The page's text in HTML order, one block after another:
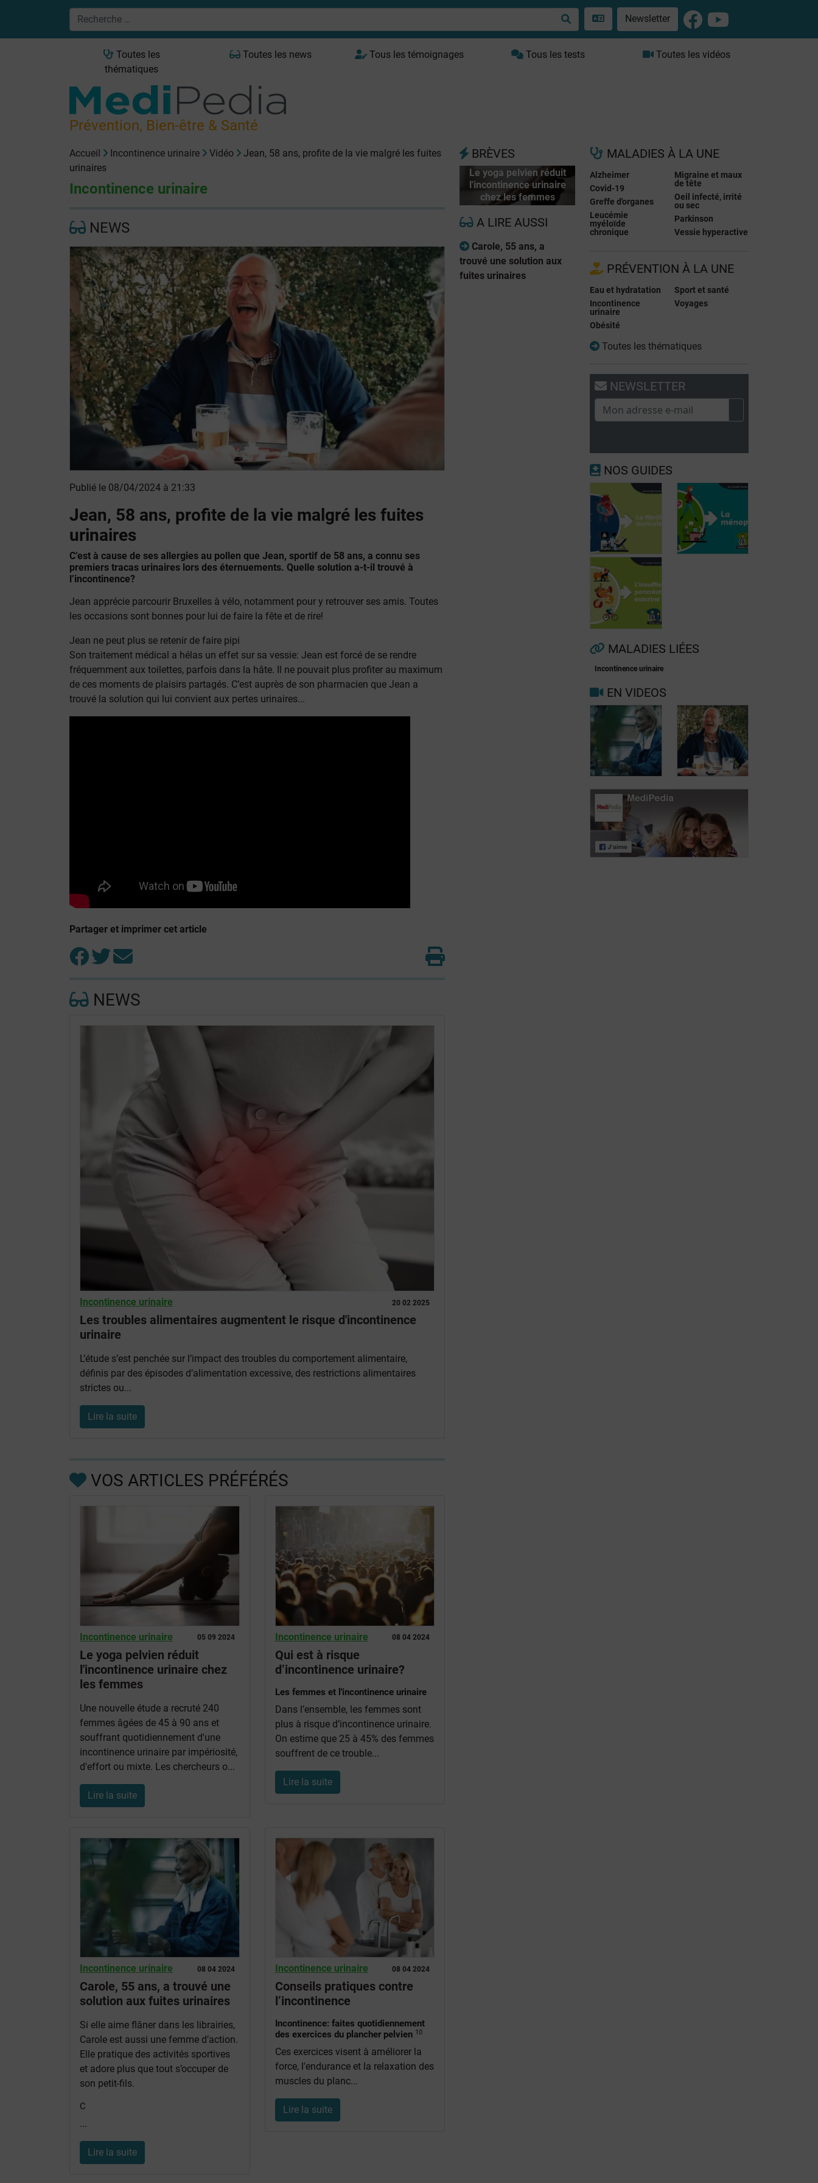
Newsletter
Toutes les
thématiques
Toutes les news Tous les témoignages Tous les tests Toutes les vidéos
Prévention, Bien-être & Santé
Accueil Incontinence urinaire Vidéo
Jean, 58 ans, profite de la vie malgré les fuites
urinaires
Incontinence urinaire
NEWS
Publié le 08/04/2024 à 21:33
Jean, 58 ans, profite de la vie malgré les fuites
urinaires
C’est à cause de ses allergies au pollen que Jean, sportif de 58 ans, a connu ses
premiers tracas urinaires lors des éternuements. Quelle solution a-t-il trouvé à
l’incontinence?
Jean apprécie parcourir Bruxelles à vélo, notamment pour y retrouver ses amis. Toutes
les occasions sont bonnes pour lui de faire la fête et de rire!
Jean ne peut plus se retenir de faire pipi
Son traitement médical a hélas un effet sur sa vessie: Jean est forcé de se rendre
fréquemment aux toilettes, parfois dans la hâte. Il ne pouvait plus profiter au maximum
de ces moments de plaisirs partagés. C’est auprès de son pharmacien que Jean a
trouvé la solution qui lui convient aux pertes urinaires...
Partager et imprimer cet article
NEWS
20 02 2025
Incontinence urinaire
Les troubles alimentaires augmentent le risque d'incontinence
urinaire
L’étude s’est penchée sur l’impact des troubles du comportement alimentaire,
définis par des épisodes d’alimentation excessive, des restrictions alimentaires
strictes ou...
Lire la suite
VOS ARTICLES PRÉFÉRÉS
05 09 2024
Incontinence urinaire
Le yoga pelvien réduit
l'incontinence urinaire chez
les femmes
Une nouvelle étude a recruté 240
femmes âgées de 45 à 90 ans et
souffrant quotidiennement d'une
incontinence urinaire par impériosité,
d'effort ou mixte. Les chercheurs o...
Lire la suite
08 04 2024
Incontinence urinaire
Qui est à risque
d’incontinence urinaire?
Les femmes et l'incontinence urinaire
Dans l’ensemble, les femmes sont
plus à risque d’incontinence urinaire.
On estime que 25 à 45% des femmes
souffrent de ce trouble...
Lire la suite
08 04 2024
Incontinence urinaire
Carole, 55 ans, a trouvé une
solution aux fuites urinaires
Si elle aime flâner dans les librairies,
Carole est aussi une femme d’action.
Elle pratique des activités sportives
et adore plus que tout s’occuper de
son petit-fils.
C
...
Lire la suite
08 04 2024
Incontinence urinaire
Conseils pratiques contre
l’incontinence
Incontinence: faites quotidiennement
des exercices du plancher pelvien 10
Ces exercices visent à améliorer la
force, l'endurance et la relaxation des
muscles du planc...
Lire la suite
BRÈVES
Le yoga pelvien réduit
l'incontinence urinaire
chez les femmes
A LIRE AUSSI
Carole, 55 ans, a
trouvé une solution aux
fuites urinaires
MALADIES À LA UNE
Alzheimer
Covid-19
Greffe d'organes
Leucémie
myéloïde
chronique
Migraine et maux
de tête
Oeil infecté, irrité
ou sec
Parkinson
Vessie hyperactive
PRÉVENTION À LA UNE
Eau et hydratation
Incontinence
urinaire
Obésité
Sport et santé
Voyages
Toutes les thématiques
NEWSLETTER
NOS GUIDES
Fibrillation
auriculaire
pancréatique
exocrine
MALADIES LIÉES
Incontinence urinaire
EN VIDEOS
Carole, 55 ans,
a trouvé une
solution aux
fuites urinaires
Jean, 58 ans,
profite de la vie
malgré les
fuites urinaires